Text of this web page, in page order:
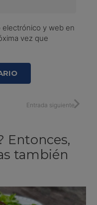
electrónico y web en
vez que
Entrada siguiente
Entonces,
también